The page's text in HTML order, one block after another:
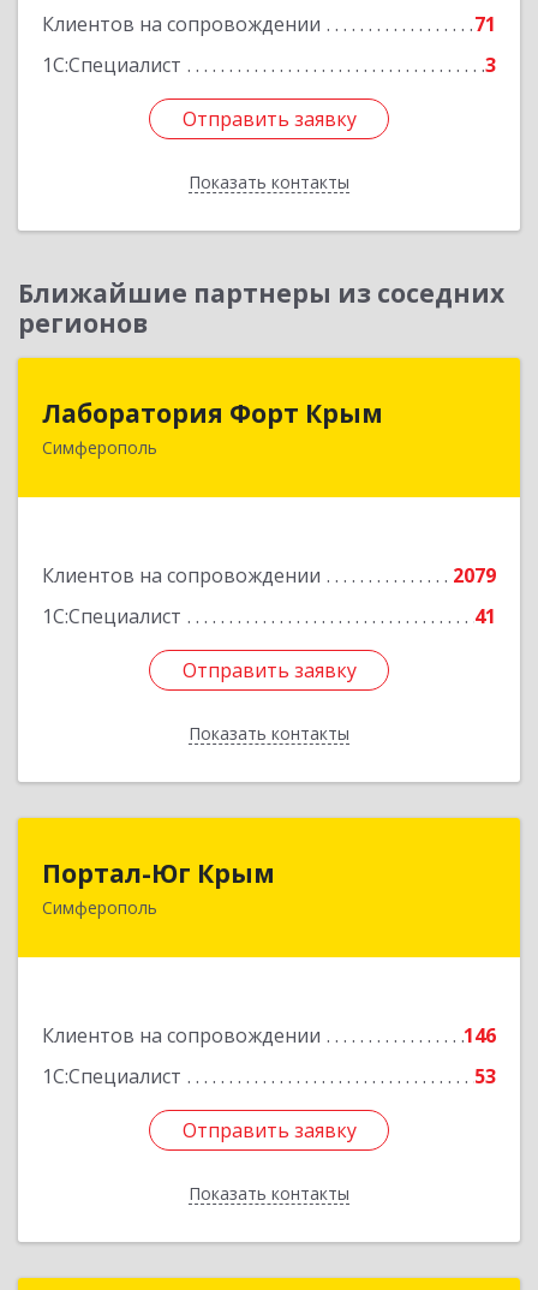
Клиентов на сопровождении
71
1С:Специалист
3
Отправить заявку
Показать контакты
Отправить заявку
Назад
Ближайшие партнеры из соседних
регионов
Лаборатория Форт Крым
Симферополь
Клиентов на сопровождении
2079
1С:Специалист
41
Отправить заявку
Показать контакты
295034, Крым Респ, Симферополь г, Киевская
Отправить заявку
Назад
Портал-Юг Крым
Симферополь
Клиентов на сопровождении
146
1С:Специалист
53
Отправить заявку
Показать контакты
295015, Крым Респ, Симферополь г, Козлова ул,
Отправить заявку
Назад